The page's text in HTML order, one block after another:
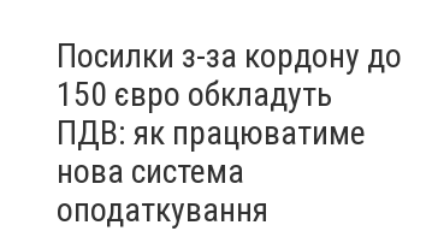
Посилки з-за кордону до
150 євро обкладуть
ПДВ: як працюватиме
нова система
оподаткування